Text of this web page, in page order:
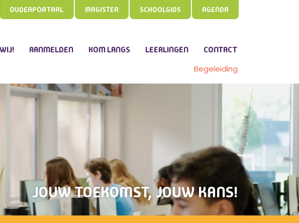
AANMELDEN KOM LANGS LEERLINGEN
CONTACT
Begeleiding
OUDERPORTAAL MAGISTER SCHOOLGIDS AGENDA
JOUW TOEKOMST, JOUW KANS!